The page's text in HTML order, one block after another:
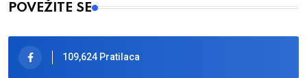
POVEŽITE SE
109,624 Pratilaca